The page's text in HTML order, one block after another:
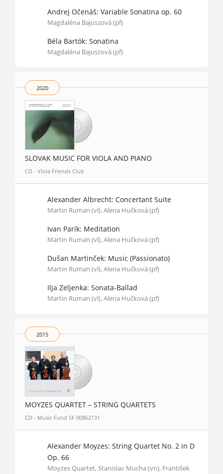
Andrej Očenáš: Variable Sonatina op. 60
Magdaléna Bajuszová (pf)
Béla Bartók: Sonatina
Magdaléna Bajuszová (pf)
2020
SLOVAK MUSIC FOR VIOLA AND PIANO
CD - Viola Friends Club
Alexander Albrecht: Concertant Suite
Martin Ruman (vl), Alena Hučková (pf)
Ivan Parík: Meditation
Martin Ruman (vl), Alena Hučková (pf)
Dušan Martinček: Music (Passionato)
Martin Ruman (vl), Alena Hučková (pf)
Ilja Zeljenka: Sonata-Ballad
Martin Ruman (vl), Alena Hučková (pf)
2015
MOYZES QUARTET – STRING QUARTETS
CD - Music Fund SF 00862131
Alexander Moyzes: String Quartet No. 2 in D
Op. 66
Moyzes Quartet, Stanislav Mucha (vn), František